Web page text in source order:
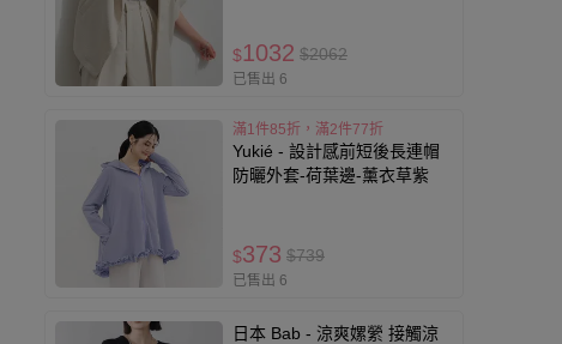
$1032 $2062
已售出 6
滿1件85折，滿2件77折
Yukié - 設計感前短後長連帽
防曬外套-荷葉邊-薰衣草紫
$373 $739
已售出 6
日本 Bab - 涼爽嫘縈 接觸涼